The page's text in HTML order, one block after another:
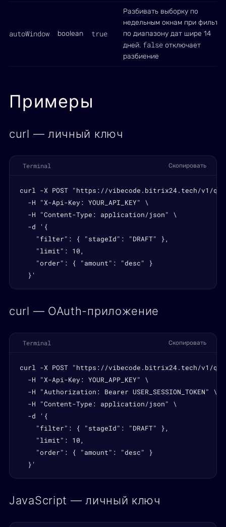
autoWindow boolean true
Разбивать выборку по
недельным окнам при фильтре
по диапазону дат шире 14
дней. false отключает
разбиение
Примеры
curl — личный ключ
Terminal Скопировать
curl -X POST "https://vibecode.bitrix24.tech/v1/
  -H "X-Api-Key: YOUR_API_KEY" \
  -H "Content-Type: application/json" \
  -d '{
    "filter": { "stageId": "DRAFT" },
    "limit": 10,
    "order": { "amount": "desc" }
  }'
curl — OAuth-приложение
Terminal Скопировать
curl -X POST "https://vibecode.bitrix24.tech/v1/
  -H "X-Api-Key: YOUR_APP_KEY" \
  -H "Authorization: Bearer USER_SESSION_TOKEN" \
  -H "Content-Type: application/json" \
  -d '{
    "filter": { "stageId": "DRAFT" },
    "limit": 10,
    "order": { "amount": "desc" }
  }'
JavaScript — личный ключ